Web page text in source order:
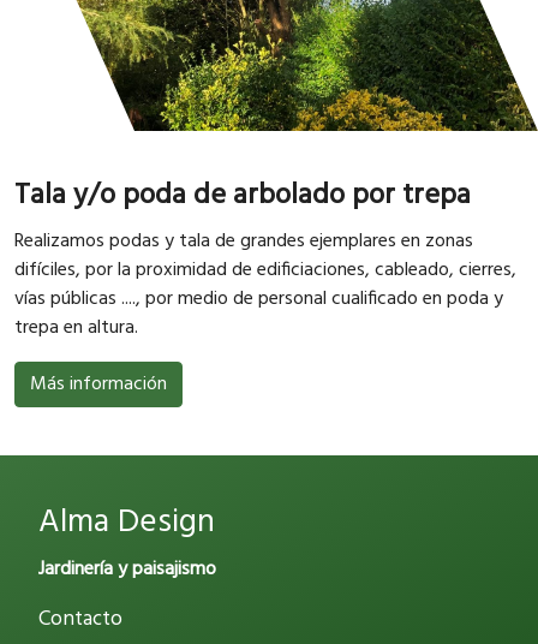
Tala y/o poda de arbolado por trepa
Realizamos podas y tala de grandes ejemplares en zonas
difíciles, por la proximidad de edificiaciones, cableado, cierres,
vías públicas ...., por medio de personal cualificado en poda y
trepa en altura.
Más información
Alma Design
Jardinería y paisajismo
Contacto